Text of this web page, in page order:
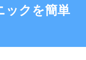
ックを簡単